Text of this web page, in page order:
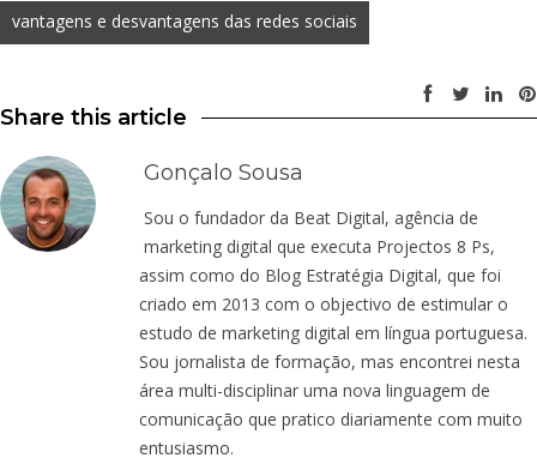
vantagens e desvantagens das redes sociais
Share this article
Gonçalo Sousa
Sou o fundador da Beat Digital, agência de
marketing digital que executa Projectos 8 Ps,
assim como do Blog Estratégia Digital, que foi
criado em 2013 com o objectivo de estimular o
estudo de marketing digital em língua portuguesa.
Sou jornalista de formação, mas encontrei nesta
área multi-disciplinar uma nova linguagem de
comunicação que pratico diariamente com muito
entusiasmo.